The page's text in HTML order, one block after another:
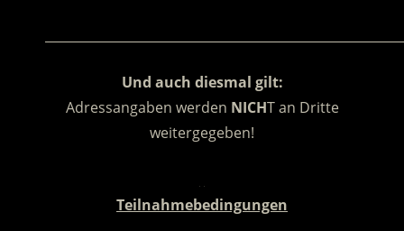
Und auch diesmal gilt:
Adressangaben werden NICHT an Dritte
weitergegeben!
Teilnahmebedingungen